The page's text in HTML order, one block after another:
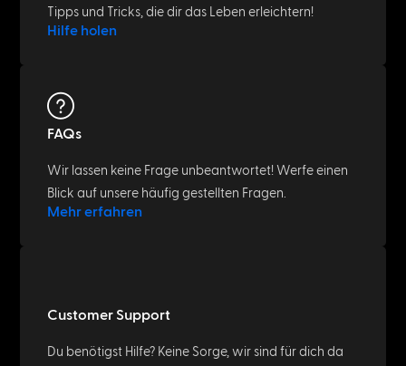
Tipps und Tricks, die dir das Leben erleichtern!
Hilfe holen
FAQs
Wir lassen keine Frage unbeantwortet! Werfe einen
Blick auf unsere häufig gestellten Fragen.
Mehr erfahren
Customer Support
Du benötigst Hilfe? Keine Sorge, wir sind für dich da